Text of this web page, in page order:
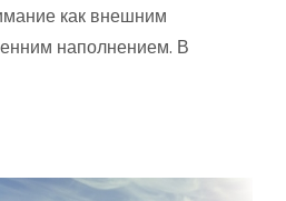
как внешним
наполнением. В